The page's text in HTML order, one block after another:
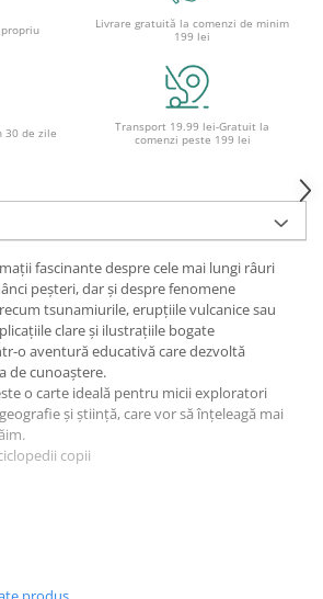
pentru
Rucsacuri școlare și casual
Livrare gratuită la comenzi de minim
199 lei
30 de zile
Transport 19.99 lei-Gratuit la
comenzi peste 199 lei
fascinante despre cele mai lungi râuri
peșteri, dar și despre fenomene
tsunamiurile, erupțiile vulcanice sau
clare și ilustrațiile bogate
o aventură educativă care dezvoltă
de cunoaștere.
o carte ideală pentru micii exploratori
și știință, care vor să înțeleagă mai
copii